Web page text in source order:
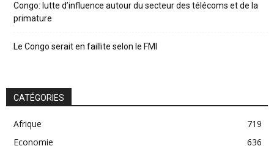
Congo: lutte d’influence autour du secteur des télécoms et de la
primature
Le Congo serait en faillite selon le FMI
CATÉGORIES
Afrique
719
Economie
636